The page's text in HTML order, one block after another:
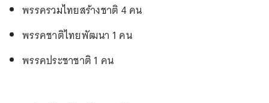
พรรครวมไทยสร้างชาติ 4 คน
พรรคชาติไทยพัฒนา 1 คน
พรรคประชาชาติ 1 คน